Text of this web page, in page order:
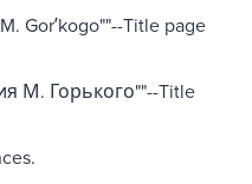
Gorʹkogo""--Title page
М. Горького""--Title